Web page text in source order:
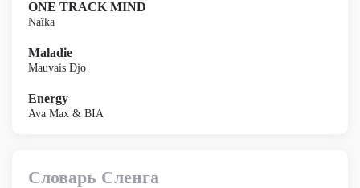
ONE TRACK MIND
Naïka
Maladie
Mauvais Djo
Energy
Ava Max & BIA
Словарь Сленга